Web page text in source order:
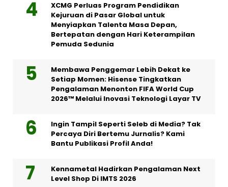
XCMG Perluas Program Pendidikan
Kejuruan di Pasar Global untuk
Menyiapkan Talenta Masa Depan,
Bertepatan dengan Hari Keterampilan
Pemuda Sedunia
Membawa Penggemar Lebih Dekat ke
Setiap Momen: Hisense Tingkatkan
Pengalaman Menonton FIFA World Cup
2026™ Melalui Inovasi Teknologi Layar TV
Ingin Tampil Seperti Seleb di Media? Tak
Percaya Diri Bertemu Jurnalis? Kami
Bantu Publikasi Profil Anda!
Kennametal Hadirkan Pengalaman Next
Level Shop Di IMTS 2026